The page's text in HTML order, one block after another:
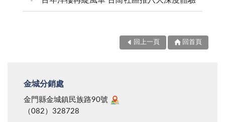
回上一頁 回首頁
金城分銷處
金門縣金城鎮民族路90號
（082）328728